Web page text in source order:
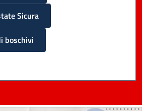
Sicura
boschivi